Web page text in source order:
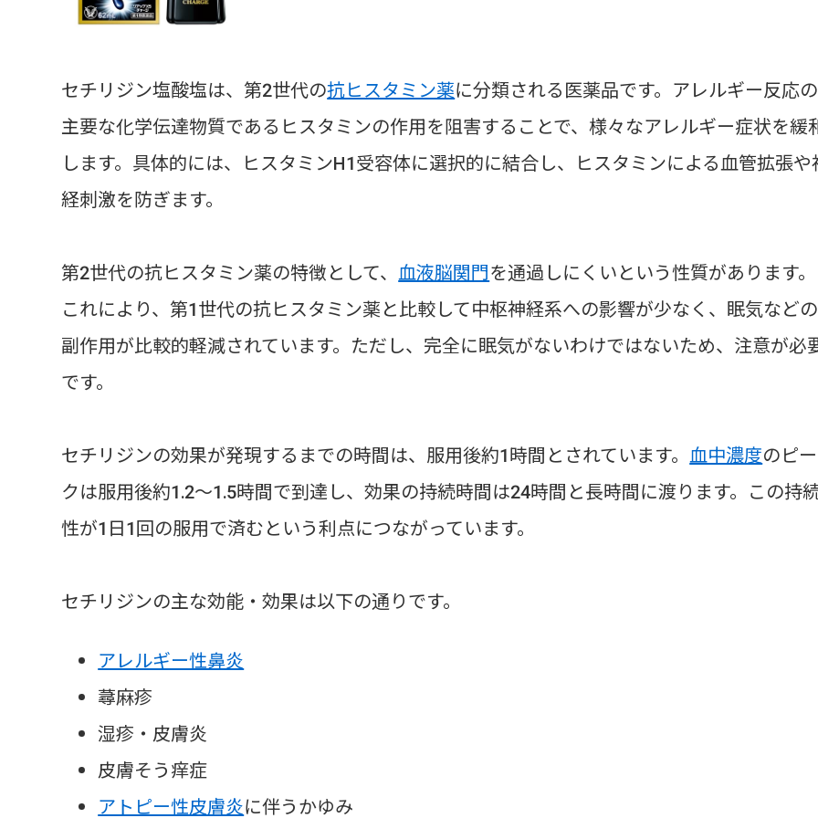
セチリジン塩酸塩は、第2世代の抗ヒスタミン薬に分類される医薬品です。アレルギー反応の
主要な化学伝達物質であるヒスタミンの作用を阻害することで、様々なアレルギー症状を緩
します。具体的には、ヒスタミンH1受容体に選択的に結合し、ヒスタミンによる血管拡張や
経刺激を防ぎます。
第2世代の抗ヒスタミン薬の特徴として、血液脳関門を通過しにくいという性質があります。
これにより、第1世代の抗ヒスタミン薬と比較して中枢神経系への影響が少なく、眠気などの
副作用が比較的軽減されています。ただし、完全に眠気がないわけではないため、注意が必
です。
セチリジンの効果が発現するまでの時間は、服用後約1時間とされています。血中濃度のピー
クは服用後約1.2～1.5時間で到達し、効果の持続時間は24時間と長時間に渡ります。この持
性が1日1回の服用で済むという利点につながっています。
セチリジンの主な効能・効果は以下の通りです。
アレルギー性鼻炎
蕁麻疹
湿疹・皮膚炎
皮膚そう痒症
アトピー性皮膚炎に伴うかゆみ